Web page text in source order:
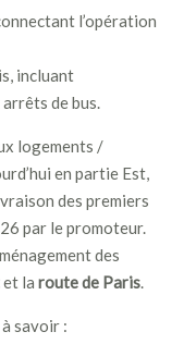
l’opération
incluant
de bus.
logements /
en partie Est,
des premiers
par le promoteur.
des
et la route de Paris.
savoir :